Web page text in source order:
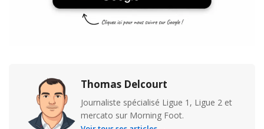
Thomas Delcourt
Journaliste spécialisé Ligue 1, Ligue 2 et
mercato sur Morning Foot.